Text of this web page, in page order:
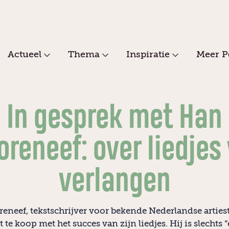
Actueel Thema Inspiratie Meer
In gesprek met Han
over
verlangen
tekstschrijver voor bekende Nederlandse
te koop met het succes van zijn liedjes. Hij is slechts